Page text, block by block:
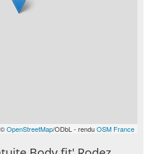
OpenStreetMap/ODbL - renduOSM France